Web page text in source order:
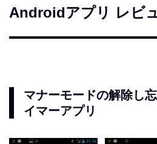
Androidアプリ レビ
マナーモードの解除し
イマーアプリ